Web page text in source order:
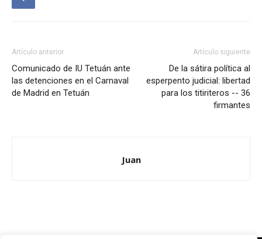
Artículo anterior
Comunicado de IU Tetuán ante
las detenciones en el Carnaval
de Madrid en Tetuán
Artículo siguiente
De la sátira política al
esperpento judicial: libertad
para los titiriteros -- 36
firmantes
Juan